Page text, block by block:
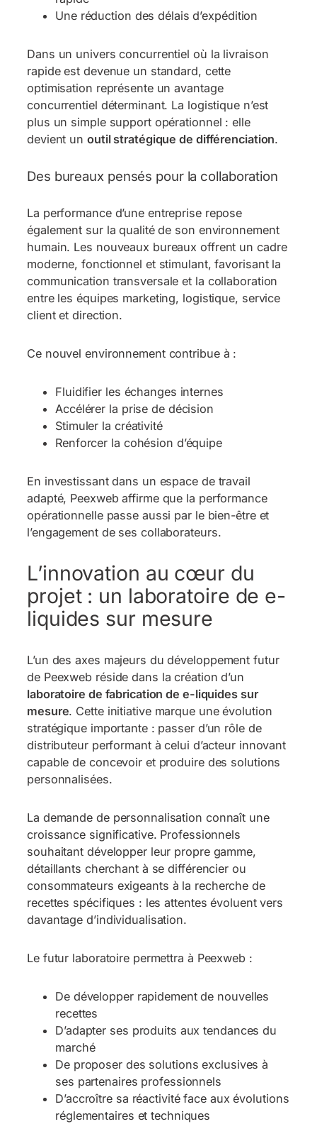
Une réduction des délais d’expédition
Dans un univers concurrentiel où la livraison
rapide est devenue un standard, cette
optimisation représente un avantage
concurrentiel déterminant. La logistique n’est
plus un simple support opérationnel : elle
devient un outil stratégique de différenciation.
Des bureaux pensés pour la collaboration
La performance d’une entreprise repose
également sur la qualité de son environnement
humain. Les nouveaux bureaux offrent un cadre
moderne, fonctionnel et stimulant, favorisant la
communication transversale et la collaboration
entre les équipes marketing, logistique, service
client et direction.
Ce nouvel environnement contribue à :
Fluidifier les échanges internes
Accélérer la prise de décision
Stimuler la créativité
Renforcer la cohésion d’équipe
En investissant dans un espace de travail
adapté, Peexweb affirme que la performance
opérationnelle passe aussi par le bien-être et
l’engagement de ses collaborateurs.
L’innovation au cœur du
projet : un laboratoire de e-
liquides sur mesure
L’un des axes majeurs du développement futur
de Peexweb réside dans la création d’un
laboratoire de fabrication de e-liquides sur
mesure. Cette initiative marque une évolution
stratégique importante : passer d’un rôle de
distributeur performant à celui d’acteur innovant
capable de concevoir et produire des solutions
personnalisées.
La demande de personnalisation connaît une
croissance significative. Professionnels
souhaitant développer leur propre gamme,
détaillants cherchant à se différencier ou
consommateurs exigeants à la recherche de
recettes spécifiques : les attentes évoluent vers
davantage d’individualisation.
Le futur laboratoire permettra à Peexweb :
De développer rapidement de nouvelles
recettes
D’adapter ses produits aux tendances du
marché
De proposer des solutions exclusives à
ses partenaires professionnels
D’accroître sa réactivité face aux évolutions
réglementaires et techniques